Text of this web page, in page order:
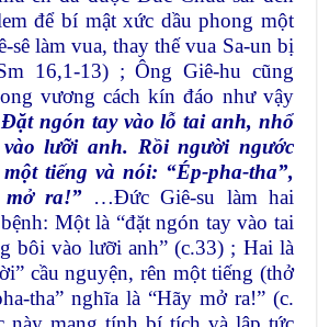
để bí mật xức dầu phong một
sê làm vua, thay thế vua Sa-un bị
16,1-13) ; Ông Giê-hu cũng
vương cách kín đáo như vậy
ngón tay vào lỗ tai anh, nhổ
lưỡi anh. Rồi người ngước
tiếng và nói: “Ép-pha-tha”,
ra!” …Đức Giê-su làm hai
Một là “đặt ngón tay vào tai
bôi vào lưỡi anh” (c.33) ; Hai là
cầu nguyện, rên một tiếng (thở
tha” nghĩa là “Hãy mở ra!” (c.